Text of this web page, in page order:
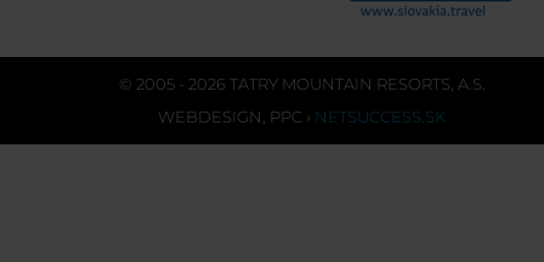
© 2005 - 2026 TATRY MOUNTAIN RESORTS, A.S.
WEBDESIGN PPC › NETSUCCESS.SK